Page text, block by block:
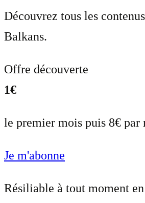
Découvrez tous les
Balkans.
Offre découverte
1€
le premier mois puis 8€ par
Je m'abonne
Résiliable à tout moment